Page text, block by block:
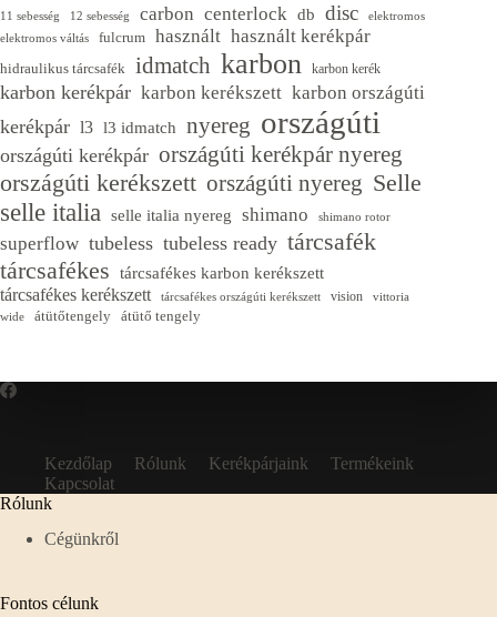
11 sebesség 12 sebesség carbon centerlock db disc
elektromos
elektromos váltás
fulcrum használt használt kerékpár
hidraulikus tárcsafék idmatch karbon karbon kerék
karbon kerékpár karbon kerékszett karbon országúti
kerékpár l3 l3 idmatch nyereg országúti
országúti kerékpár országúti kerékpár nyereg
országúti kerékszett országúti nyereg Selle
selle italia selle italia nyereg shimano shimano rotor
superflow tubeless tubeless ready tárcsafék
tárcsafékes
tárcsafékes karbon kerékszett
tárcsafékes kerékszett tárcsafékes országúti kerékszett vision
vittoria
wide
átütőtengely átütő tengely
Kezdőlap Rólunk Kerékpárjaink
Termékeink
Kapcsolat
Rólunk
Cégünkről
Fontos célunk